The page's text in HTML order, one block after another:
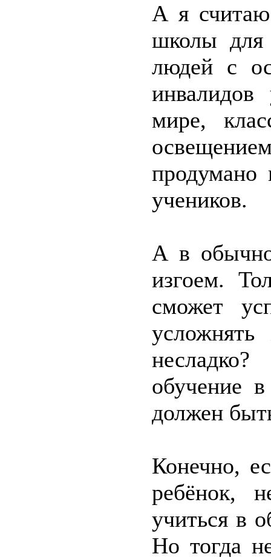
А я считаю
школы для
людей с
мире,
продумано
учеников.
А в
изгоем.
сможет
обучение
должен
Конечно,
ребёнок,
учиться в
Но тогда